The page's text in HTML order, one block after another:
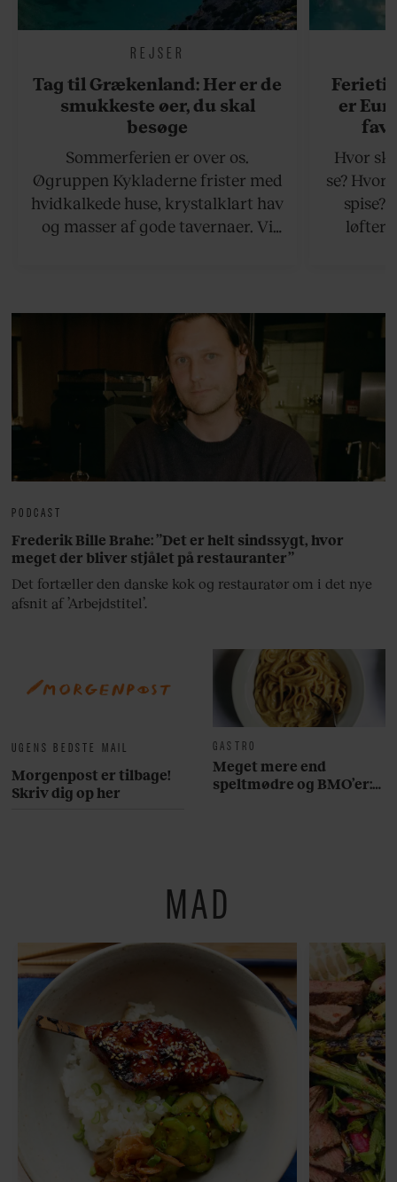
REJSER
Tag til Grækenland: Her er de
smukkeste øer, du skal
besøge
Sommerferien er over os.
Øgruppen Kykladerne frister med
hvidkalkede huse, krystalklart hav
og masser af gode tavernaer. Vi
er
Hvor
se? Hvor
spise?
løfter
UGENS BEDSTE MAIL
Morgenpost er tilbage!
Skriv dig op her
GASTRO
Meget mere end
speltmødre og BMO’er:
PODCAST
Frederik Bille Brahe: ”Det er helt sindssygt, hvor
meget der bliver stjålet på restauranter”
Det fortæller den danske kok og restauratør om i det nye
afsnit af ’Arbejdstitel’.
MAD